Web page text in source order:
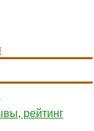
рейтинг